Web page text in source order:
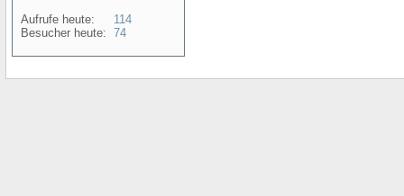
Aufrufe heute:
Besucher heute:
114
74